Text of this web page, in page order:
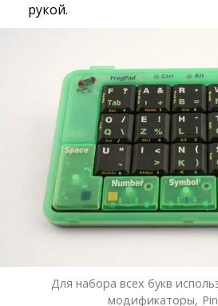
рукой.
Для набора всех букв
модификаторы,